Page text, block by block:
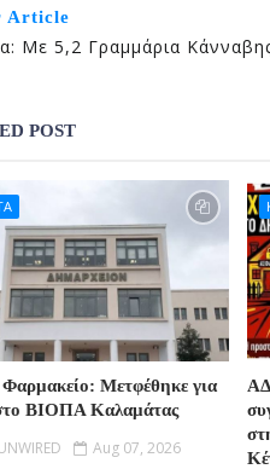
Article
Με 5,2 Γραμμάρια
POST
Μετφέθηκε για
ΒΙΟΠΑ Καλαμάτας
Aug 07, 2026